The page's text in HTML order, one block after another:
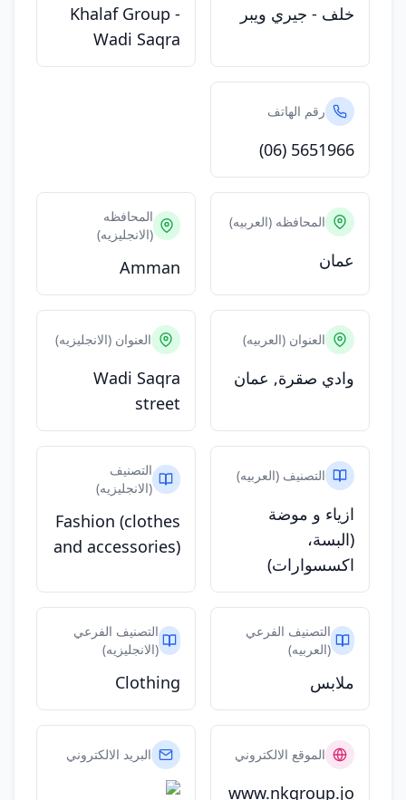
خلف - جيري ويبر
Khalaf Group -
Wadi Saqra
رقم الهاتف
(06) 5651966
المحافظه (العربيه)
عمان
المحافظه
(الانجليزيه)
Amman
العنوان (العربيه)
وادي صقرة, عمان
العنوان (الانجليزيه)
Wadi Saqra
street
التصنيف (العربيه)
ازياء و موضة
(البسة،
اكسسوارات)
التصنيف
(الانجليزيه)
Fashion (clothes
and accessories)
التصنيف الفرعي
(العربيه)
ملابس
التصنيف الفرعي
(الانجليزيه)
Clothing
الموقع الالكتروني
www.nkgroup.jo
البريد الالكتروني